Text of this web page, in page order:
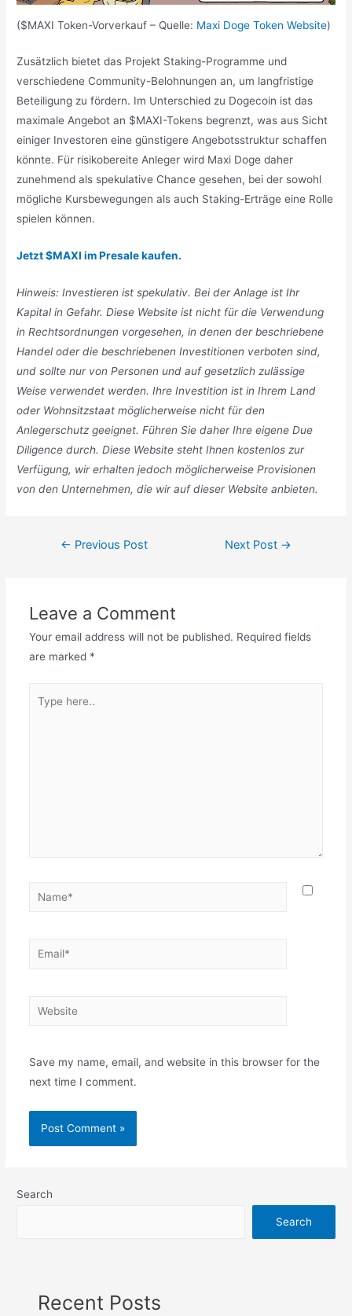
($MAXI Token-Vorverkauf – Quelle: Maxi Doge Token Website)
Zusätzlich bietet das Projekt Staking-Programme und
verschiedene Community-Belohnungen an, um langfristige
Beteiligung zu fördern. Im Unterschied zu Dogecoin ist das
maximale Angebot an $MAXI-Tokens begrenzt, was aus Sicht
einiger Investoren eine günstigere Angebotsstruktur schaffen
könnte. Für risikobereite Anleger wird Maxi Doge daher
zunehmend als spekulative Chance gesehen, bei der sowohl
mögliche Kursbewegungen als auch Staking-Erträge eine Rolle
spielen können.
Jetzt $MAXI im Presale kaufen.
Hinweis: Investieren ist spekulativ. Bei der Anlage ist Ihr
Kapital in Gefahr. Diese Website ist nicht für die Verwendung
in Rechtsordnungen vorgesehen, in denen der beschriebene
Handel oder die beschriebenen Investitionen verboten sind,
und sollte nur von Personen und auf gesetzlich zulässige
Weise verwendet werden. Ihre Investition ist in Ihrem Land
oder Wohnsitzstaat möglicherweise nicht für den
Anlegerschutz geeignet. Führen Sie daher Ihre eigene Due
Diligence durch. Diese Website steht Ihnen kostenlos zur
Verfügung, wir erhalten jedoch möglicherweise Provisionen
von den Unternehmen, die wir auf dieser Website anbieten.
Post← Previous Post Next Post →
Leave a Comment
Your email address will not be published. Required fields
are marked *
here..
Name*
Email*
Website
Save my name, email, and website in this browser for the
next time I comment.
Search
Search
Recent Posts